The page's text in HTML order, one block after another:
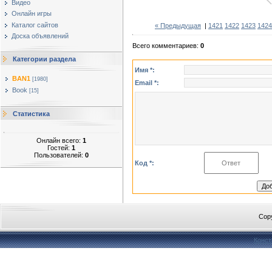
Видео
Онлайн игры
Каталог сайтов
Доска объявлений
Категории раздела
BAN1 [1980]
Book [15]
Статистика
Онлайн всего: 1
Гостей: 1
Пользователей: 0
« Предыдущая | 1421 1422 1423 1424
Всего комментариев: 0
Имя *:
Email *:
Код *: